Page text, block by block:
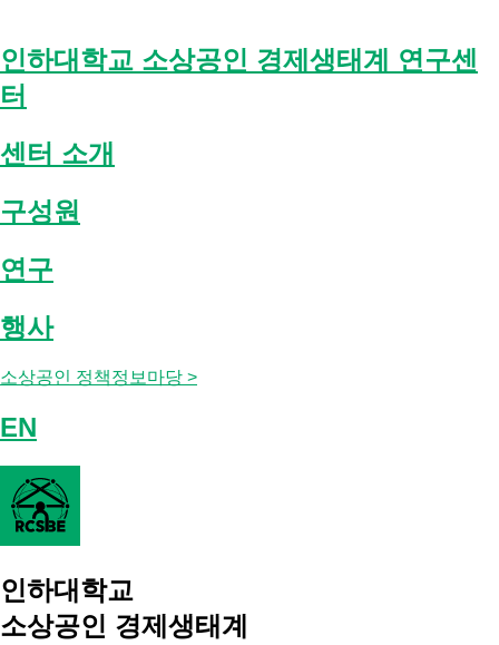
content
인하대학교 소상공인 경제생태계 연구센
터
센터 소개
구성원
연구
행사
소상공인 정책정보마당 >
EN
인하대학교
소상공인 경제생태계